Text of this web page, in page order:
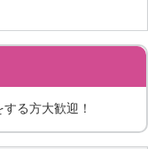
る方大歓迎！